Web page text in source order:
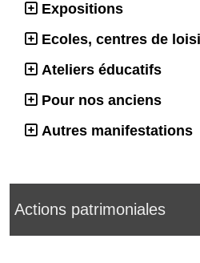
Expositions
Ecoles, centres de
Ateliers éducatifs
Pour nos anciens
Autres manifestations
Actions patrimoniales